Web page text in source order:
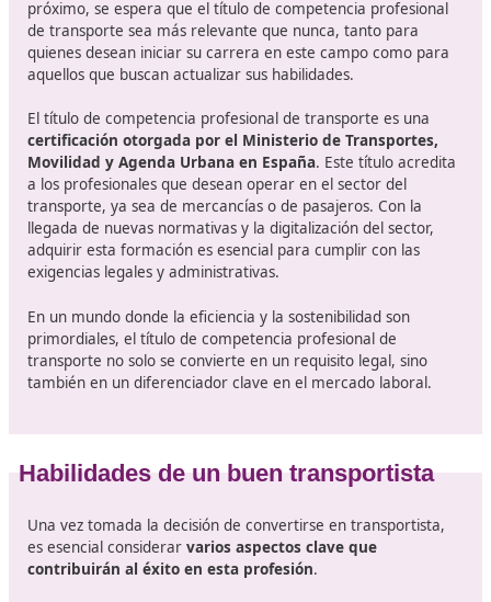
Para aprobar el examen es necesario obtener al
puntos en cada una de las dos partes y alcanzar un
del 60% de la puntuación total combinada. Cada
tendrá una duración máxima de 2 horas.
¿Dónde prepararse para superar con éxito los
curso online de 110 horas que te proponemos en DAC
docencia es el camino más rápido y sencillo.
El mejor curso para
El sector del transporte en España está en
, especialmente con la creciente necesidad
adaptarse a cambios normativos y tecnológicos. En
próximo, se espera que el título de competencia
de transporte sea más relevante que nunca, tanto